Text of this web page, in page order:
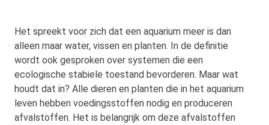
Het spreekt voor zich dat een aquarium meer is dan
alleen maar water, vissen en planten. In de definitie
wordt ook gesproken over systemen die een
ecologische stabiele toestand bevorderen. Maar wat
houdt dat in? Alle dieren en planten die in het aquarium
leven hebben voedingsstoffen nodig en produceren
afvalstoffen. Het is belangrijk om deze afvalstoffen